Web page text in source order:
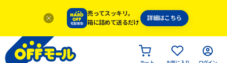
売ってスッキリ。
箱に詰めて送るだけ
詳細はこちら